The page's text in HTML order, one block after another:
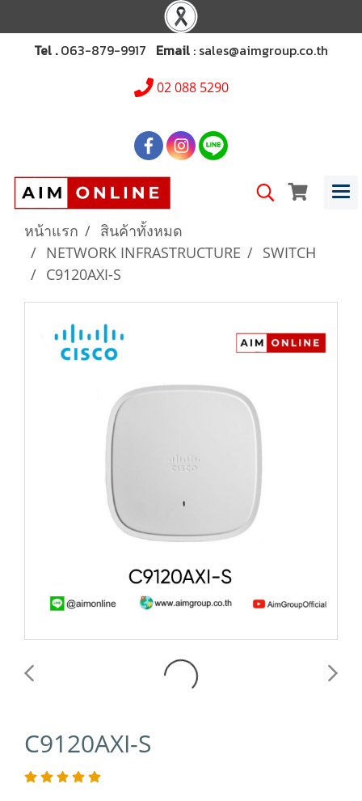
Tel .063-879-9917 Email : sales@aimgroup.co.th
02 088 5290
หน้าแรก
สินค้าทั้งหมด
NETWORK INFRASTRUCTURE
SWITCH
C9120AXI-S
C9120AXI-S